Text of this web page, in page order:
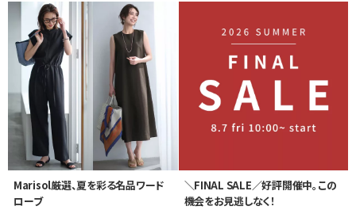
Marisol厳選、夏を彩る名品ワード
ローブ
＼FINAL SALE／好評開催中。この
機会をお見逃しなく！